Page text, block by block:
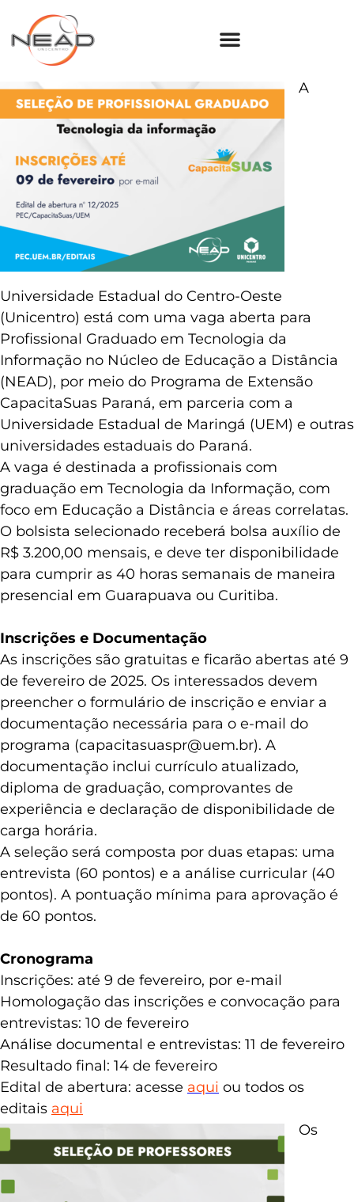
A
Universidade Estadual do Centro-Oeste
(Unicentro) está com uma vaga aberta para
Profissional Graduado em Tecnologia da
Informação no Núcleo de Educação a Distância
(NEAD), por meio do Programa de Extensão
CapacitaSuas Paraná, em parceria com a
Universidade Estadual de Maringá (UEM) e outras
universidades estaduais do Paraná.
A vaga é destinada a profissionais com
graduação em Tecnologia da Informação, com
foco em Educação a Distância e áreas correlatas.
O bolsista selecionado receberá bolsa auxílio de
R$ 3.200,00 mensais, e deve ter disponibilidade
para cumprir as 40 horas semanais de maneira
presencial em Guarapuava ou Curitiba.
Inscrições e Documentação
As inscrições são gratuitas e ficarão abertas até 9
de fevereiro de 2025. Os interessados devem
preencher o formulário de inscrição e enviar a
documentação necessária para o e-mail do
programa (capacitasuaspr@uem.br). A
documentação inclui currículo atualizado,
diploma de graduação, comprovantes de
experiência e declaração de disponibilidade de
carga horária.
A seleção será composta por duas etapas: uma
entrevista (60 pontos) e a análise curricular (40
pontos). A pontuação mínima para aprovação é
de 60 pontos.
Cronograma
Inscrições: até 9 de fevereiro, por e-mail
Homologação das inscrições e convocação para
entrevistas: 10 de fevereiro
Análise documental e entrevistas: 11 de fevereiro
Resultado final: 14 de fevereiro
Edital de abertura: acesse aqui ou todos os
editais aqui
Os